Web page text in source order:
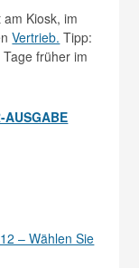
Kiosk, im
Vertrieb. Tipp:
früher im
AUSGABE
– Wählen Sie